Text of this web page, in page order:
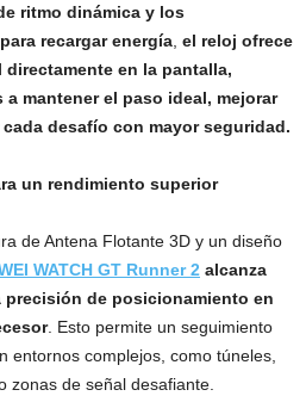
ritmo dinámica y los
recargar energía el reloj ofrece
en la pantalla,
mantener el paso ideal, mejorar
desafío con mayor seguridad.
un rendimiento superior
de Antena Flotante 3D y un diseño
WATCH GT Runner 2 alcanza
precisión de posicionamiento en
. Esto permite un seguimiento
entornos complejos, como túneles,
zonas de señal desafiante.